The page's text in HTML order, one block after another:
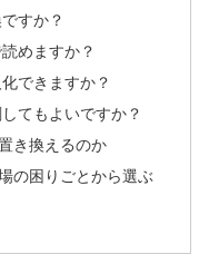
すか？
めますか？
できますか？
てもよいですか？
き換えるのか
の困りごとから選ぶ